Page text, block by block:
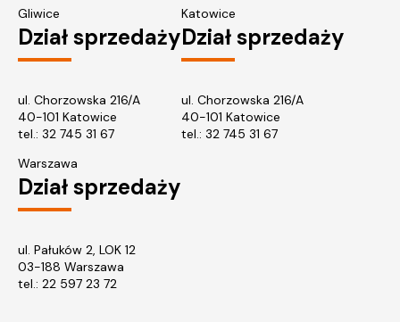
Gliwice
Dział sprzedaży
ul. Chorzowska 216/A
40-101 Katowice
tel.: 32 745 31 67
Katowice
Dział sprzedaży
ul. Chorzowska 216/A
40-101 Katowice
tel.: 32 745 31 67
Warszawa
Dział sprzedaży
ul. Pałuków 2, LOK 12
03-188 Warszawa
tel.: 22 597 23 72